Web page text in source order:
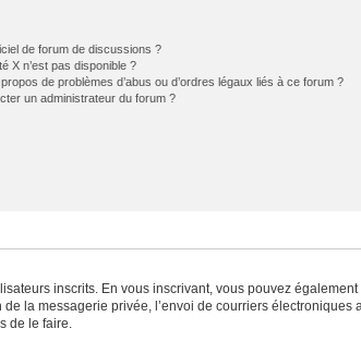
de forum de discussions ?
X n’est pas disponible ?
de problèmes d’abus ou d’ordres légaux liés à ce forum ?
un administrateur du forum ?
inscrits. En vous inscrivant, vous pouvez
la messagerie privée, l’envoi de courriers électroniques
de le faire.